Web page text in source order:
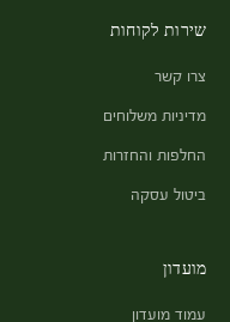
שירות לקוחות
צרו קשר
מדיניות משלוחים
החלפות והחזרות
ביטול עסקה
מועדון
עמוד מועדון